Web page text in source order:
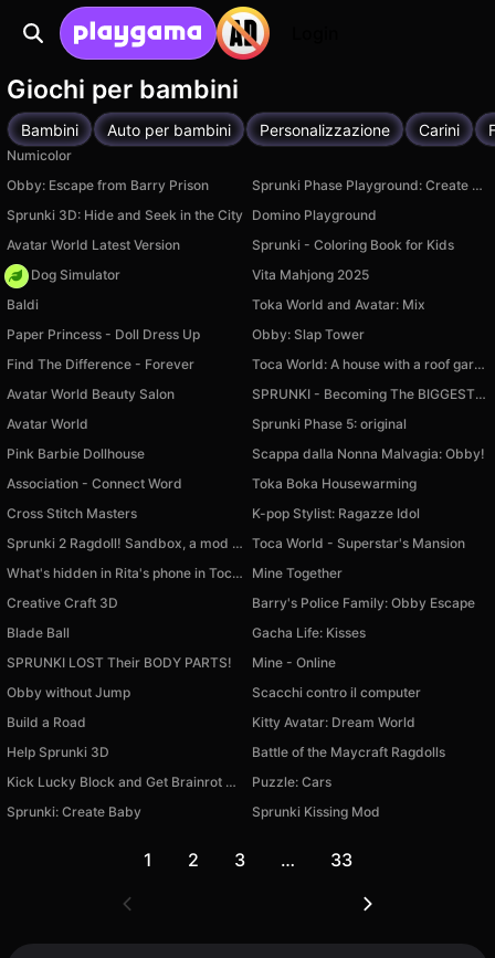
Giochi per bambini
Bambini Auto per bambini Personalizzazione Carini
Numicolor
Obby: Escape from Barry Prison
Sprunki Phase Playground: Create Sprunki and Music
Sprunki 3D: Hide and Seek in the City Domino Playground
Avatar World Latest Version
Sprunki - Coloring Book for Kids
Pet Dog Simulator
Vita Mahjong 2025
Baldi
Toka World and Avatar: Mix
Paper Princess - Doll Dress Up
Obby: Slap Tower
Find The Difference - Forever
Toca World: A house with a roof garden
Avatar World Beauty Salon
SPRUNKI - Becoming The BIGGEST BALL
Avatar World
Sprunki Phase 5: original
Pink Barbie Dollhouse
Scappa dalla Nonna Malvagia: Obby!
Association - Connect Word
Toka Boka Housewarming
Cross Stitch Masters
K-pop Stylist: Ragazze Idol
Sprunki 2 Ragdoll! Sandbox, a mod for CS skins Toca World - Superstar's Mansion
What's hidden in Rita's phone in Toca and Buca!
Mine Together
Creative Craft 3D
Barry's Police Family: Obby Escape
Blade Ball
Gacha Life: Kisses
SPRUNKI LOST Their BODY PARTS!
Mine - Online
Obby without Jump
Scacchi contro il computer
Build a Road
Kitty Avatar: Dream World
Help Sprunki 3D
Battle of the Maycraft Ragdolls
Kick Lucky Block and Get Brainrot Mine-Mobs!
Puzzle: Cars
Sprunki: Create Baby
Sprunki Kissing Mod
1 2 3 … 33